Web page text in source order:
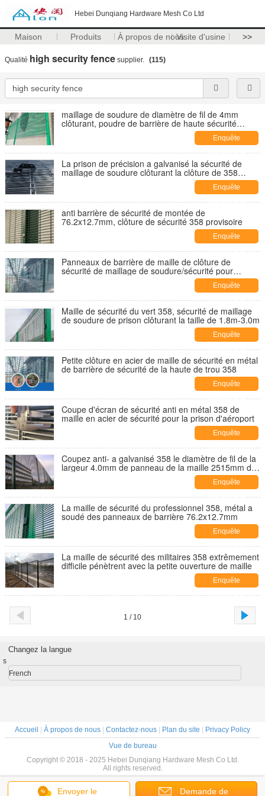
Hebei Dunqiang Hardware Mesh Co Ltd
Maison Produits À propos de nousVisite d'usine >>
Qualité high security fence supplier. (115)
maillage de soudure de diamètre de fil de 4mm
clôturant, poudre de barrière de haute sécurité
Enquête
maintenant
La prison de précision a galvanisé la sécurité de
maillage de soudure clôturant la clôture de 358
Enquête
maintenant
anti barrière de sécurité de montée de
76.2x12.7mm, clôture de sécurité 358 provisoire
Enquête
maintenant
Panneaux de barrière de maille de clôture de
sécurité de maillage de soudure/sécurité pour
Enquête
maintenant
Maille de sécurité du vert 358, sécurité de maillage
de soudure de prison clôturant la taille de 1.8m-3.0m
Enquête
maintenant
Petite clôture en acier de maille de sécurité en métal
de barrière de sécurité de la haute de trou 358
Enquête
maintenant
Coupe d'écran de sécurité anti en métal 358 de
maille en acier de sécurité pour la prison d'aéroport
Enquête
maintenant
Coupez anti- a galvanisé 358 le diamètre de fil de la
largeur 4.0mm de panneau de la maille 2515mm de
Enquête
maintenant
La maille de sécurité du professionnel 358, métal a
soudé des panneaux de barrière 76.2x12.7mm
Enquête
maintenant
La maille de sécurité des militaires 358 extrêmement
difficile pénètrent avec la petite ouverture de maille
Enquête
maintenant
1 / 10
Envoyer le Demande de
Changez la langue
s
French
Accueil À propos de nous Contactez-nous Plan du site
Privacy Policy
Vue de bureau
Copyright © 2018 - 2025 Hebei Dunqiang Hardware Mesh Co Ltd.
All rights reserved.